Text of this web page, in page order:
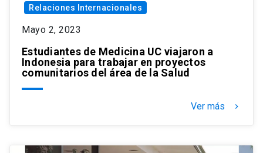
Relaciones Internacionales
Mayo 2, 2023
Estudiantes de Medicina UC viajaron a
Indonesia para trabajar en proyectos
comunitarios del área de la Salud
Ver más keyboard_arrow_right